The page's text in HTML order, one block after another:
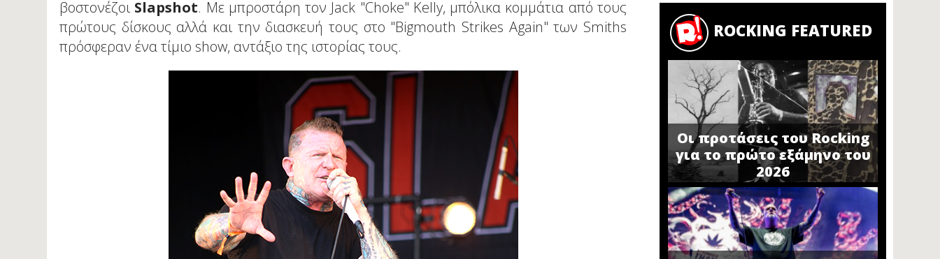
βοστονέζοι Slapshot. Με μπροστάρη τον Jack "Choke" Kelly, μπόλικα κομμάτια από τους
πρώτους δίσκους αλλά και την διασκευή τους στο "Bigmouth Strikes Again" των Smiths
πρόσφεραν ένα τίμιο show, αντάξιο της ιστορίας τους.
ROCKING FEATURED
Οι προτάσεις του Rocking
για το πρώτο εξάμηνο του
2026